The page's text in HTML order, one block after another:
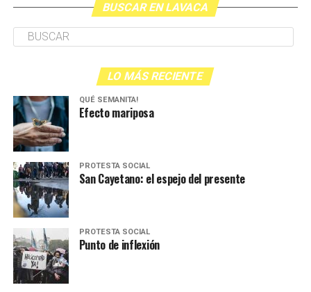
BUSCAR EN LAVACA
LO MÁS RECIENTE
QUÉ SEMANITA!
Efecto mariposa
PROTESTA SOCIAL
San Cayetano: el espejo del presente
PROTESTA SOCIAL
Punto de inflexión